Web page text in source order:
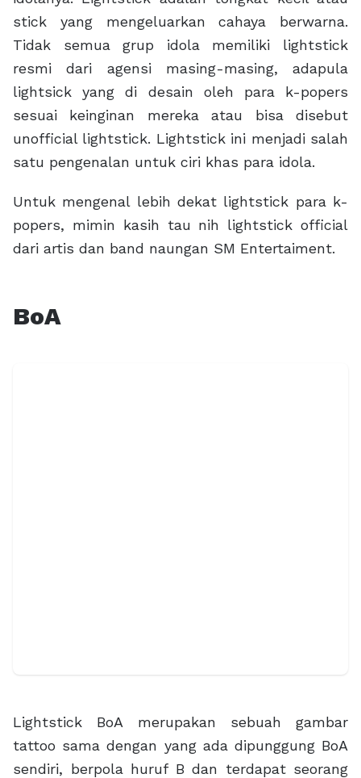
stick yang mengeluarkan cahaya berwarna.
Tidak semua grup idola memiliki lightstick
resmi dari agensi masing-masing, adapula
lightsick yang di desain oleh para k-popers
sesuai keinginan mereka atau bisa disebut
unofficial lightstick. Lightstick ini menjadi salah
satu pengenalan untuk ciri khas para idola.
Untuk mengenal lebih dekat lightstick para k-
popers, mimin kasih tau nih lightstick official
dari artis dan band naungan SM Entertaiment.
BoA
Lightstick BoA merupakan sebuah gambar
tattoo sama dengan yang ada dipunggung BoA
sendiri, berpola huruf B dan terdapat seorang